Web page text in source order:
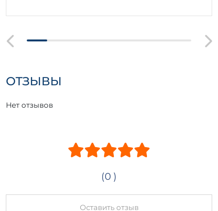
ОТЗЫВЫ
Нет отзывов
(0 )
Оставить отзыв